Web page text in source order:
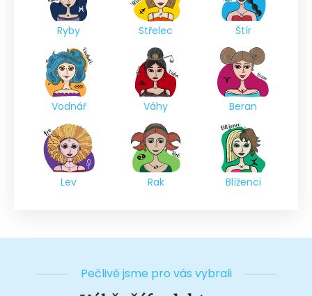
Ryby Střelec Štír
Vodnář Váhy Beran
Lev Rak Blíženci
Pečlivě jsme pro vás vybrali